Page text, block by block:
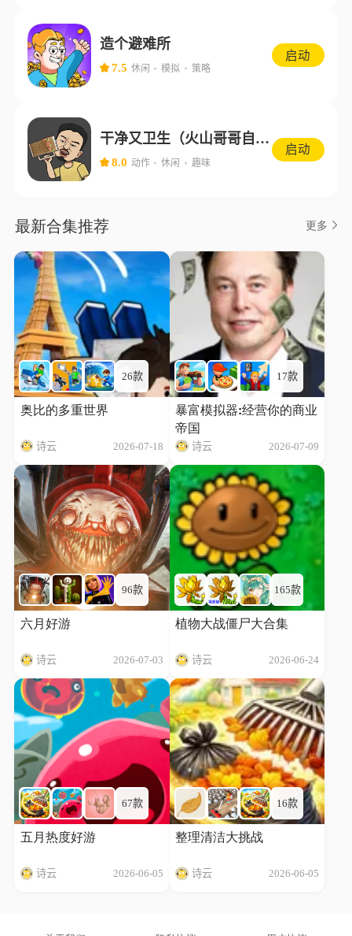
造个避难所
7.5 休闲 模拟 策略
启动
干净又卫生（火山哥哥自制）
8.0 动作 休闲 趣味
启动
最新合集推荐 更多
26款
奥比的多重世界
诗云 2026-07-18
17款
暴富模拟器:经营你的商业
帝国
诗云 2026-07-09
96款
六月好游
诗云 2026-07-03
165款
植物大战僵尸大合集
诗云 2026-06-24
67款
五月热度好游
诗云 2026-06-05
16款
整理清洁大挑战
诗云 2026-06-05